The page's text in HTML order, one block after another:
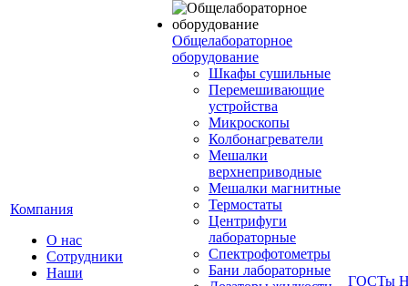
Компания
О нас
Сотрудники
Наши
Общелабораторное
оборудование
Шкафы сушильные
Перемешивающие
устройства
Микроскопы
Колбонагреватели
Мешалки
верхнеприводные
Мешалки магнитные
Термостаты
Центрифуги
лабораторные
Спектрофотометры
Бани лабораторные
ГОСТы